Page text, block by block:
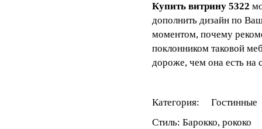
Купить витрину 5322
дополнить дизайн по
моментом, почему
поклонником таковой
дороже, чем она есть на
Категория: Гостинные
Стиль: Барокко, рококо